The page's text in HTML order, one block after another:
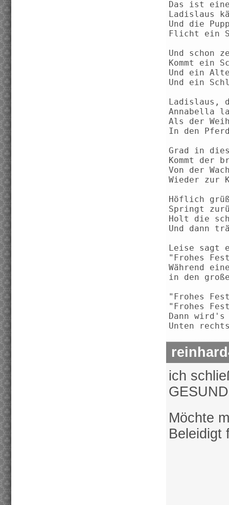
Das ist
Ladislaus
Und die
Flicht ein
Und schon
Kommt ein
Und ein
Und ein
Ladislaus,
Annabella
Als der
In den
Grad in
Kommt der
Von der
Wieder zur
Höflich
Springt
Holt die
Und dann
Leise sagt
"Frohes
Während
in den
"Frohes
"Frohes
Dann wird's
Unten
ich
Möchte
Beleidigt